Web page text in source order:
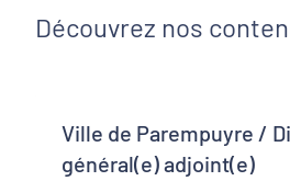
Découvrez nos
Ville de Parempuyre /
général(e) adjoint(e)